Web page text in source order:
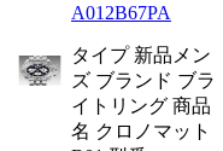
A012B67PA
タイプ 新品メン
ズ ブランド ブラ
イトリング 商品
名 クロノマット